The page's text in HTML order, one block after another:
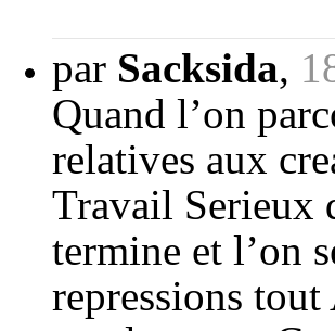
par Sacksida,
Quand l’on
relatives aux
Travail Serieux
termine et l’on
repressions